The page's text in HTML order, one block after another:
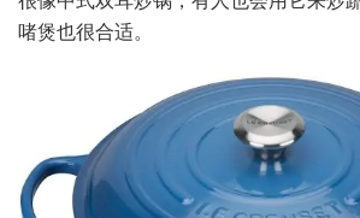
啫煲也很合适。